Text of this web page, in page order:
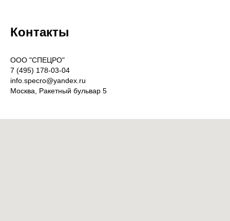
Контакты
OOO "СПЕЦРО"
7 (495) 178-03-04
info.specro@yandex.ru
Москва, Ракетный бульвар 5